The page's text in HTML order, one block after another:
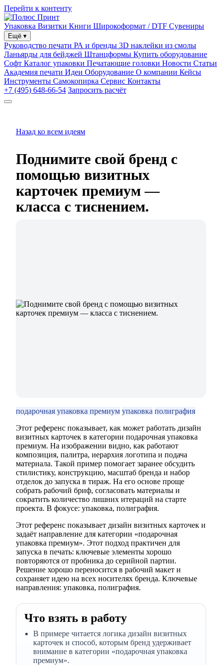
Перейти к контенту
Упаковка Визитки Книги Широкоформат / DTF Сувениры
Ещё ▾
Руководство печати РА и бренды 3D наклейки из смолы
Ланьярды для бейджей Штанцформы Купить оборудование
Софт Каталог упаковки Печатающие головки Новости Статьи
Академия печати Идеи Оборудование О компании Кейсы
Инструменты Самокопирка Сервис Контакты
+7 (495) 648-66-54 Запросить расчёт
Назад ко всем идеям
Поднимите свой бренд с
помощью визитных
карточек премиум —
класса с тиснением.
подарочная упаковка премиум упаковка полиграфия
Этот референс показывает, как может работать дизайн
визитных карточек в категории подарочная упаковка
премиум. На изображении видно, как работают
композиция, палитра, иерархия логотипа и подача
материала. Такой пример помогает заранее обсудить
стилистику, конструкцию, масштаб бренда и набор
отделок до запуска в тираж. На его основе проще
собрать рабочий бриф, согласовать материалы и
сократить количество лишних итераций на старте
проекта. В фокусе: упаковка, полиграфия.
Этот референс показывает дизайн визитных карточек и
задаёт направление для категории «подарочная
упаковка премиум». Этот подход практичен для
запуска в печать: ключевые элементы хорошо
повторяются от пробника до серийной партии.
Решение хорошо переносится в рабочий макет и
сохраняет идею на всех носителях бренда. Ключевые
направления: упаковка, полиграфия.
Что взять в работу
В примере читается логика дизайн визитных
карточек и способ, которым бренд удерживает
внимание в категории «подарочная упаковка
премиум».